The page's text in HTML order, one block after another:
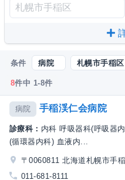
条件 病院 札幌市手稲区
8件中 1-8件
病院 手稲渓仁会病院
診療科： 内科 呼吸器科(呼吸器
(循環器内科) 血液内...
〒0060811 北海道札幌市手
011-681-8111